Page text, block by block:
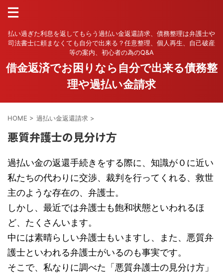
払い過ぎた利息を返してもらう過払い金返還請求、債務整理は弁護士や
司法書士に頼まなくても自分で出来る？任意整理、個人再生、自己破産
等の案内、初心者の為のQ&A
借金返済でお困りなら自分で出来る債務整
理や過払い金請求
HOME > 過払い金返還請求 >
悪質弁護士の見分け方
過払い金の返還手続きをする際に、知識が０に近い
私たちの代わりに交渉、裁判を行ってくれる、救世
主のような存在の、弁護士。
しかし、最近では弁護士も飽和状態といわれるほ
ど、たくさんいます。
中には素晴らしい弁護士もいますし、また、悪質弁
護士といわれる弁護士がいるのも事実です。
そこで、私なりに調べた「悪質弁護士の見分け方」